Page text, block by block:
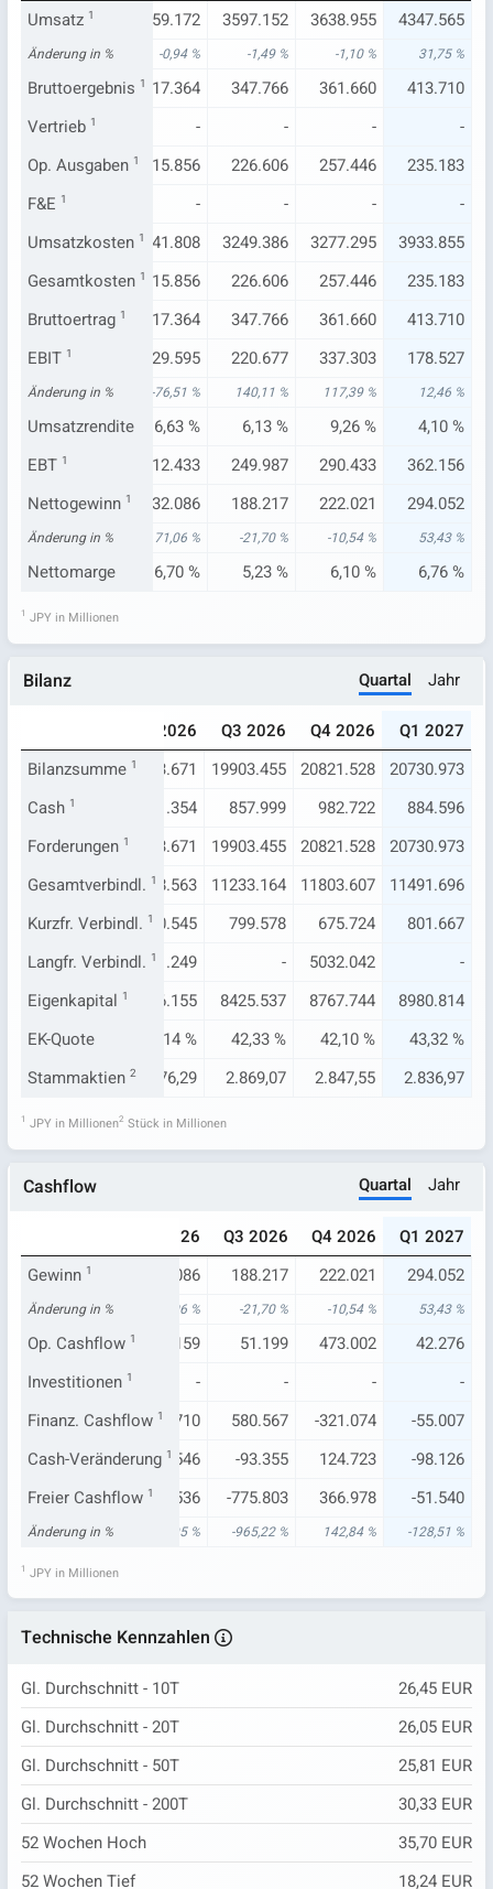
Umsatz 1
3299.943 3459.172 3597.152 3638.955 4347.565
Änderung in %
-14,06 % -0,94 % -1,49 % -1,10 % 31,75 %
Bruttoergebnis 1
301.363 317.364 347.766 361.660
413.710
Vertrieb 1
21.800 - - -
-
Op. Ausgaben 1
202.222 215.856 226.606 257.446
235.183
F&E 1 - - -
-
Umsatzkosten 1
2998.580 3141.808 3249.386 3277.295
3933.855
Gesamtkosten 1
202.222 215.856 226.606 257.446
235.183
Bruttoertrag 1
301.363 317.364 347.766 361.660
413.710
EBIT 1
158.745 229.595 220.677 337.303 178.527
Änderung in %
35,78 % -76,51 % 140,11 % 117,39 % 12,46 %
Umsatzrendite
4,81 % 6,63 % 6,13 % 9,26 %
4,10 %
EBT 1
234.203 312.433 249.987 290.433
362.156
Nettogewinn 1
191.647 232.086 188.217 222.021 294.052
Änderung in %
-30,59 % 71,06 % -21,70 % -10,54 % 53,43 %
Nettomarge
5,80 % 6,70 % 5,23 % 6,10 % 6,76 %
1 JPY in Millionen
Bilanz Quartal Jahr
Q2 2026 Q3 2026 Q4 2026
Q1 2027
Bilanzsumme 1
16925.105 17393.671 19903.455 20821.528 20730.973
Cash 1
1005.900 951.354 857.999 982.722
884.596
Forderungen 1
16925.105 17393.671 19903.455 20821.528 20730.973
Gesamtverbindl. 1
9120.724 9138.563 11233.164 11803.607
11491.696
Kurzfr. Verbindl. 1
757.140 690.545 799.578 675.724
801.667
Langfr. Verbindl. 1
- 4151.249 - 5032.042
-
Eigenkapital 1
7595.660 8026.155 8425.537 8767.744
8980.814
EK-Quote
44,87 % 46,14 % 42,33 % 42,10 %
43,32 %
Stammaktien 2
2.876,29 2.876,29 2.869,07 2.847,55 2.836,97
1 JPY in Millionen2 Stück in Millionen
Cashflow Quartal Jahr
Q2 2026 Q3 2026 Q4 2026
Q1 2027
Gewinn 1
191.647 232.086 188.217 222.021 294.052
Änderung in %
-30,59 % 71,06 % -21,70 % -10,54 % 53,43 %
Op. Cashflow 1
262.552 166.159 51.199 473.002
42.276
Investitionen 1
- - - -
-
Finanz. Cashflow 1
-46.395 -163.710 580.567 -321.074
-55.007
Cash-Veränderung 1
28.544 -54.546 -93.355 124.723
-98.126
Freier Cashflow 1
180.802 72.536 -775.803 366.978 -51.540
Änderung in %
-4,43 % -69,95 % -965,22 % 142,84 % -128,51 %
1 JPY in Millionen
Technische Kennzahlen
Gl. Durchschnitt - 10T
26,45 EUR
Gl. Durchschnitt - 20T
26,05 EUR
Gl. Durchschnitt - 50T
25,81 EUR
Gl. Durchschnitt - 200T
30,33 EUR
52 Wochen Hoch
35,70 EUR
52 Wochen Tief
18,24 EUR